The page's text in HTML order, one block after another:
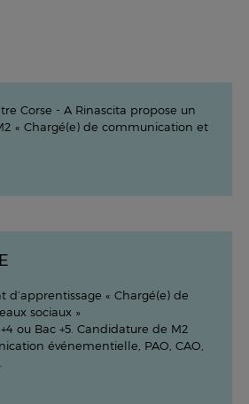
Corse - A Rinascita propose un
« Chargé(e) de communication et
d’apprentissage « Chargé(e) de
sociaux »
ou Bac +5. Candidature de M2
événementielle, PAO, CAO,